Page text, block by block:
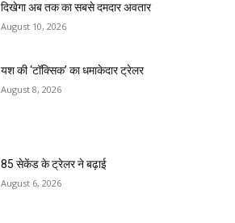
दिखेगा अब तक का सबसे दमदार अवतार
August 10, 2026
यश की ‘टॉक्सिक’ का धमाकेदार ट्रेलर
August 8, 2026
85 सेकेंड के ट्रेलर ने बढ़ाई
August 6, 2026